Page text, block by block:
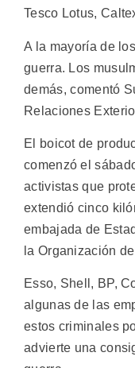
Tesco Lotus,
A la mayoría de
guerra. Los
demás, comentó
Relaciones
El boicot de
comenzó el
activistas que
extendió cinco
embajada de
la Organización
Esso, Shell, BP,
algunas de las
estos criminales
advierte una